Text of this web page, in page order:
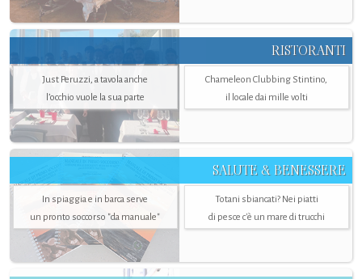
RISTORANTI
Just Peruzzi, a tavola anche
l’occhio vuole la sua parte
Chameleon Clubbing Stintino,
il locale dai mille volti
SALUTE & BENESSERE
In spiaggia e in barca serve
un pronto soccorso "da manuale"
Totani sbiancati? Nei piatti
di pesce c'è un mare di trucchi